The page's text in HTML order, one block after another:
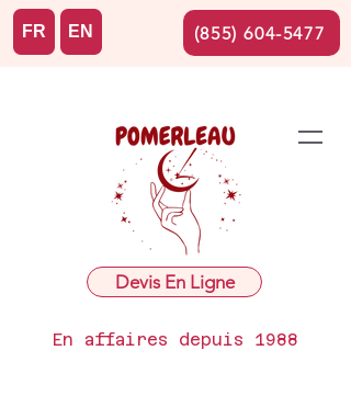
Devis En Ligne
En affaires depuis 1988
FR EN (855) 604-5477